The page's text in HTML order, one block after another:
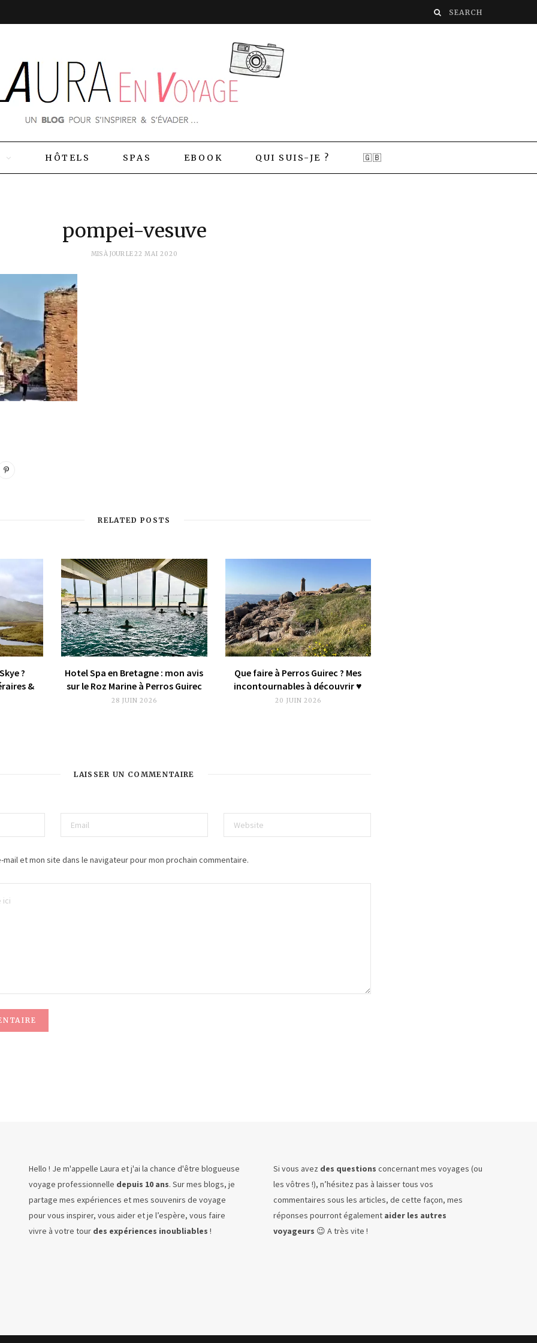
HÔTELS SPAS EBOOK QUI SUIS-JE ? 🇬🇧
pompei-vesuve
MIS À JOUR LE22 MAI 2020
RELATED POSTS
?
&
Hotel Spa en Bretagne : mon avis
sur le Roz Marine à Perros Guirec
28 JUIN 2026
Que faire à Perros Guirec ? Mes
incontournables à découvrir ♥︎
20 JUIN 2026
LAISSER UN COMMENTAIRE
et mon site dans le navigateur pour mon prochain commentaire.
Hello ! Je m'appelle Laura et j'ai la chance d'être blogueuse
voyage professionnelle depuis 10 ans. Sur mes blogs, je
partage mes expériences et mes souvenirs de voyage
pour vous inspirer, vous aider et je l’espère, vous faire
vivre à votre tour des expériences inoubliables !
Si vous avez des questions concernant mes voyages (ou
les vôtres !), n’hésitez pas à laisser tous vos
commentaires sous les articles, de cette façon, mes
réponses pourront également aider les autres
voyageurs 😉 A très vite !